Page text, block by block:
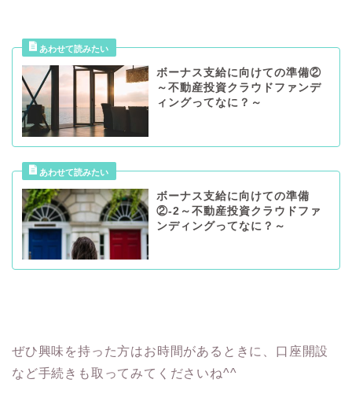
ボーナス支給に向けての準備②
～不動産投資クラウドファンデ
ィングってなに？～
ボーナス支給に向けての準備
②-2～不動産投資クラウドファ
ンディングってなに？～
ぜひ興味を持った方はお時間があるときに、口座開設
など手続きも取ってみてくださいね^^